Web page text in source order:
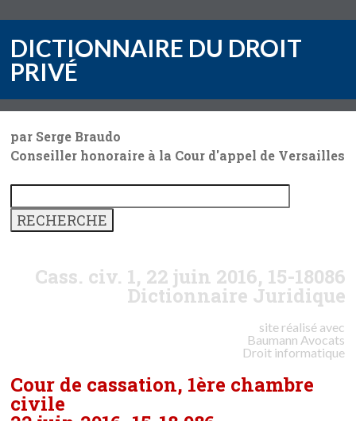
DICTIONNAIRE DU DROIT
PRIVÉ
par Serge Braudo
Conseiller honoraire à la Cour d'appel de Versailles
Cass. civ. 1, 22 juin 2016, 15-18086
Dictionnaire Juridique
site réalisé avec
Baumann Avocats
Droit informatique
Cour de cassation, 1ère chambre
civile